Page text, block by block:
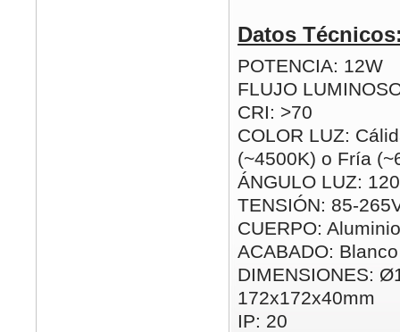
Datos
POTENCIA: 12W
FLUJO
CRI: >70
COLOR LUZ:
(~4500K) o Fría
ÁNGULO LUZ:
TENSIÓN: 85-
CUERPO: Aluminio
ACABADO: Blanco
DIMENSIONES:
172x172x40mm
IP: 20